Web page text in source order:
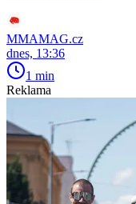
MMAMAG.cz
dnes, 13:36
1 min
Reklama